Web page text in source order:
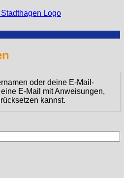
oder deine E-Mail-
E-Mail mit Anweisungen,
kannst.